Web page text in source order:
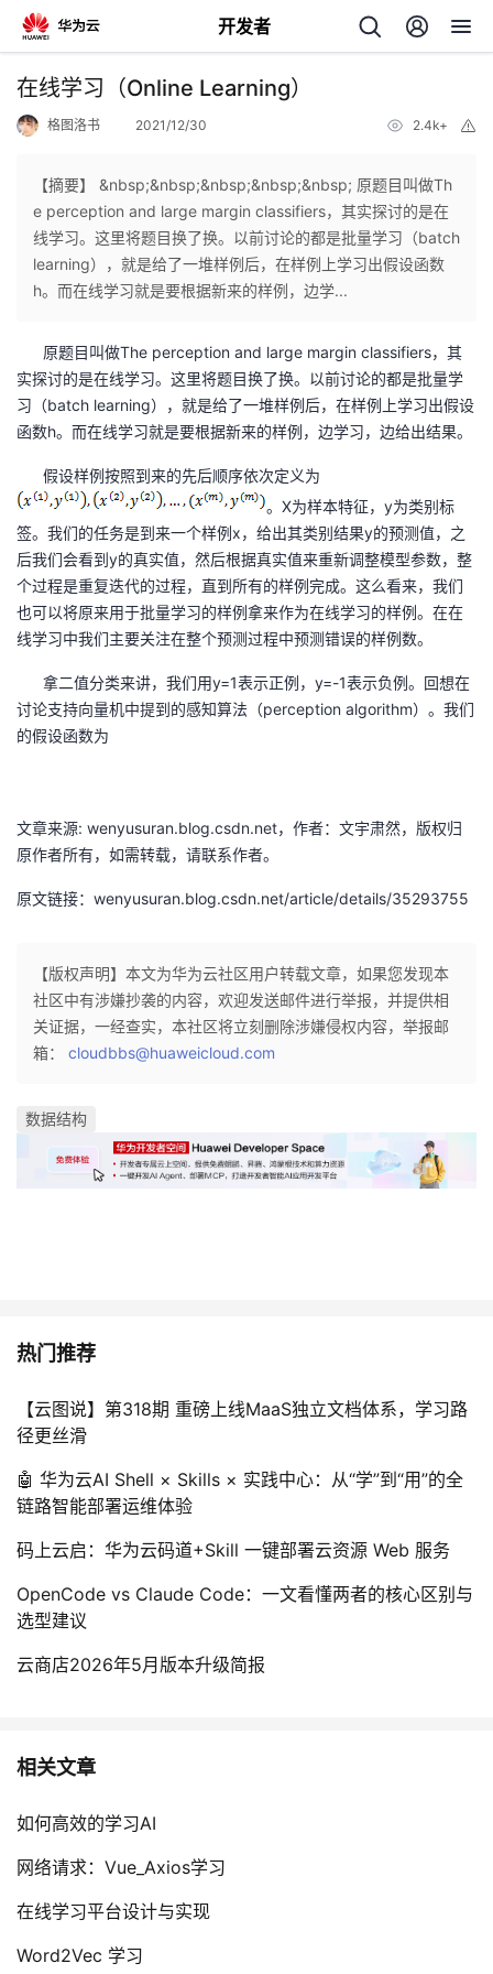
开发者
返
个
主
页
的
开
发
者
我
的
博
客
我
的
论
我
的
子
我
直
播
的
活
我
的
注
我
开
发
者
程
认
证
的
实
验
我
的
收
藏
的
Programs
我
的
支
支
持
声
建
议
在线学习（Online Learning）
格图洛书 2021/12/30 2.4k+
【摘要】 &nbsp;&nbsp;&nbsp;&nbsp;&nbsp; 原题目叫做Th
e perception and large margin classifiers，其实探讨的是在
线学习。这里将题目换了换。以前讨论的都是批量学习（batch
learning），就是给了一堆样例后，在样例上学习出假设函数
h。而在线学习就是要根据新来的样例，边学...
原题目叫做The perception and large margin classifiers，其
实探讨的是在线学习。这里将题目换了换。以前讨论的都是批量学
习（batch learning），就是给了一堆样例后，在样例上学习出假设
函数h。而在线学习就是要根据新来的样例，边学习，边给出结果。
假设样例按照到来的先后顺序依次定义为
。X为样本特征，y为类别标
签。我们的任务是到来一个样例x，给出其类别结果y的预测值，之
后我们会看到y的真实值，然后根据真实值来重新调整模型参数，整
个过程是重复迭代的过程，直到所有的样例完成。这么看来，我们
也可以将原来用于批量学习的样例拿来作为在线学习的样例。在在
线学习中我们主要关注在整个预测过程中预测错误的样例数。
拿二值分类来讲，我们用y=1表示正例，y=-1表示负例。回想在
讨论支持向量机中提到的感知算法（perception algorithm）。我们
的假设函数为
文章来源: wenyusuran.blog.csdn.net，作者：文宇肃然，版权归
原作者所有，如需转载，请联系作者。
原文链接：wenyusuran.blog.csdn.net/article/details/35293755
【版权声明】本文为华为云社区用户转载文章，如果您发现本
社区中有涉嫌抄袭的内容，欢迎发送邮件进行举报，并提供相
关证据，一经查实，本社区将立刻删除涉嫌侵权内容，举报邮
箱： cloudbbs@huaweicloud.com
数据结构
热门推荐
【云图说】第318期 重磅上线MaaS独立文档体系，学习路
径更丝滑
🤖 华为云AI Shell × Skills × 实践中心：从“学”到“用”的全
链路智能部署运维体验
码上云启：华为云码道+Skill 一键部署云资源 Web 服务
OpenCode vs Claude Code：一文看懂两者的核心区别与
选型建议
云商店2026年5月版本升级简报
相关文章
如何高效的学习AI
网络请求：Vue_Axios学习
在线学习平台设计与实现
Word2Vec 学习